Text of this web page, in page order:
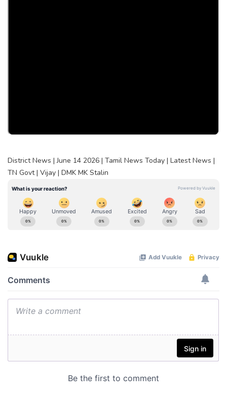
District News | June 14 2026 | Tamil News Today | Latest News |
TN Govt | Vijay | DMK MK Stalin